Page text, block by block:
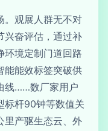
。观展人群无不对
兴奋评估，通过补
环境定制门道回路
能能效标签突破供
线……数厂家用户
标杆90钟等数值关
里产驱生态云、外